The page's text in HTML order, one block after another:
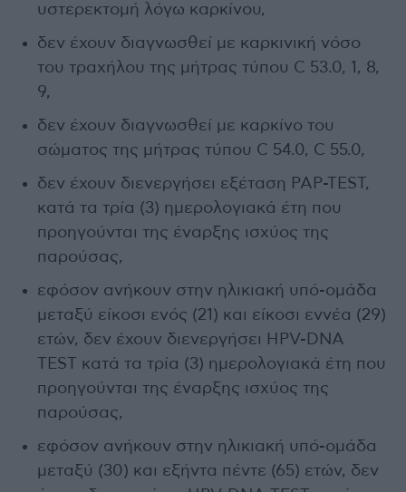
υστερεκτομή λόγω καρκίνου,
δεν έχουν διαγνωσθεί με καρκινική νόσο
του τραχήλου της μήτρας τύπου C 53.0, 1, 8,
9,
δεν έχουν διαγνωσθεί με καρκίνο του
σώματος της μήτρας τύπου C 54.0, C 55.0,
δεν έχουν διενεργήσει εξέταση PAP-TEST,
κατά τα τρία (3) ημερολογιακά έτη που
προηγούνται της έναρξης ισχύος της
παρούσας,
εφόσον ανήκουν στην ηλικιακή υπό-ομάδα
μεταξύ είκοσι ενός (21) και είκοσι εννέα (29)
ετών, δεν έχουν διενεργήσει HPV-DNA
TEST κατά τα τρία (3) ημερολογιακά έτη που
προηγούνται της έναρξης ισχύος της
παρούσας,
εφόσον ανήκουν στην ηλικιακή υπό-ομάδα
μεταξύ (30) και εξήντα πέντε (65) ετών, δεν